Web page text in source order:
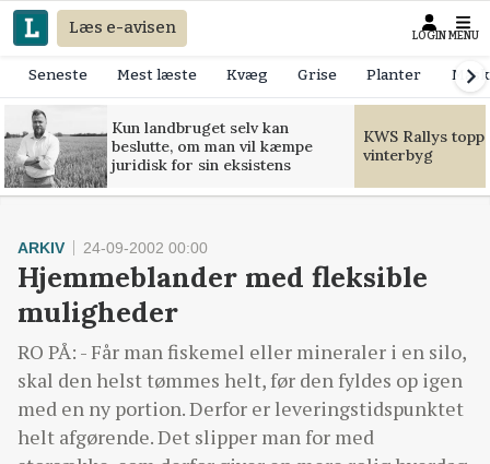
Læs e-avisen LOGIN MENU
Seneste Mest læste Kvæg Grise Planter
Kun landbruget selv kan
beslutte, om man vil kæmpe
juridisk for sin eksistens
KWS Rallys
vinterbyg
ARKIV 24-09-2002 00:00
Hjemmeblander med fleksible
muligheder
RO PÅ: - Får man fiskemel eller mineraler i en silo,
skal den helst tømmes helt, før den fyldes op igen
med en ny portion. Derfor er leveringstidspunktet
helt afgørende. Det slipper man for med